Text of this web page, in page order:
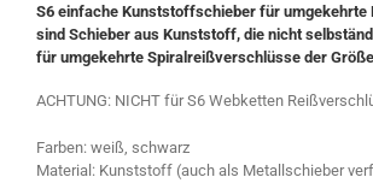
S6 einfache Kunststoffschieber für umgekehrte
sind Schieber aus Kunststoff, die nicht
für umgekehrte Spiralreißverschlüsse der
ACHTUNG: NICHT für S6 Webketten
Farben: weiß, schwarz
Material: Kunststoff (auch als Metallschieber